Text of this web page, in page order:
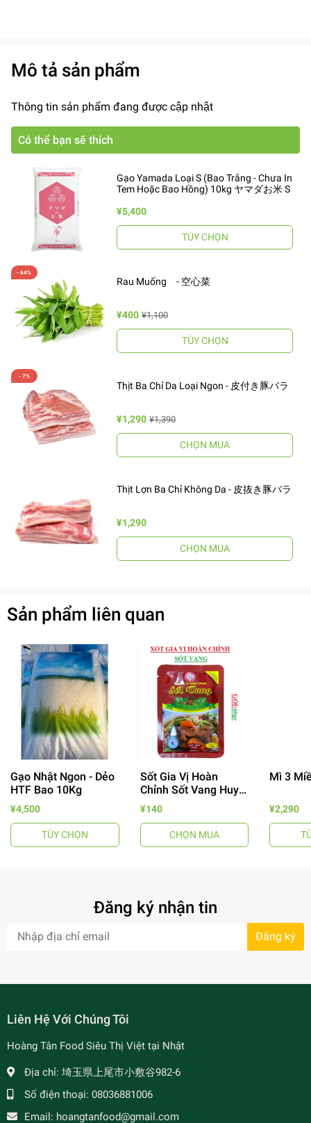
Mô tả sản phẩm
Thông tin sản phẩm đang được cập nhật
Có thể bạn sẽ thích
Gạo Yamada Loại S (Bao Trắng - Chưa In
Tem Hoặc Bao Hồng) 10kg ヤマダお米 S
¥5,400
TÙY CHỌN
Rau Muống - 空心菜
¥400 ¥1,100
TÙY CHỌN
Thịt Ba Chỉ Da Loại Ngon - 皮付き豚バラ
¥1,290 ¥1,390
CHỌN MUA
Thịt Lợn Ba Chỉ Không Da - 皮抜き豚バラ
¥1,290
CHỌN MUA
Sản phẩm liên quan
Gạo Nhật Ngon - Dẻo
HTF Bao 10Kg
¥4,500
TÙY CHỌN
Sốt Gia Vị Hoàn
Chỉnh Sốt Vang Huy
Tuấn
¥140
CHỌN MUA
Mì 3
¥2,290
Đăng ký nhận tin
Đăng ký
Liên Hệ Với Chúng Tôi
Hoàng Tân Food Siêu Thị Việt tại Nhật
Địa chỉ: 埼玉県上尾市小敷谷982-6
Số điện thoại: 08036881006
Email: hoangtanfood@gmail.com